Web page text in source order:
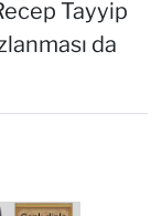
Tayyip
da